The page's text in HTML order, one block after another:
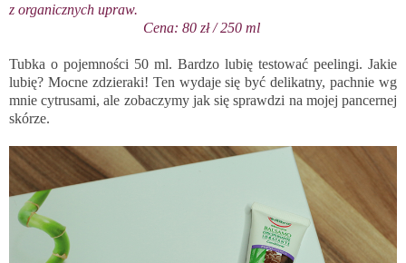
z organicznych upraw.
Cena: 80 zł / 250 ml
Tubka o pojemności 50 ml. Bardzo lubię testować peelingi. Jakie
lubię? Mocne zdzieraki! Ten wydaje się być delikatny, pachnie wg
mnie cytrusami, ale zobaczymy jak się sprawdzi na mojej pancernej
skórze.